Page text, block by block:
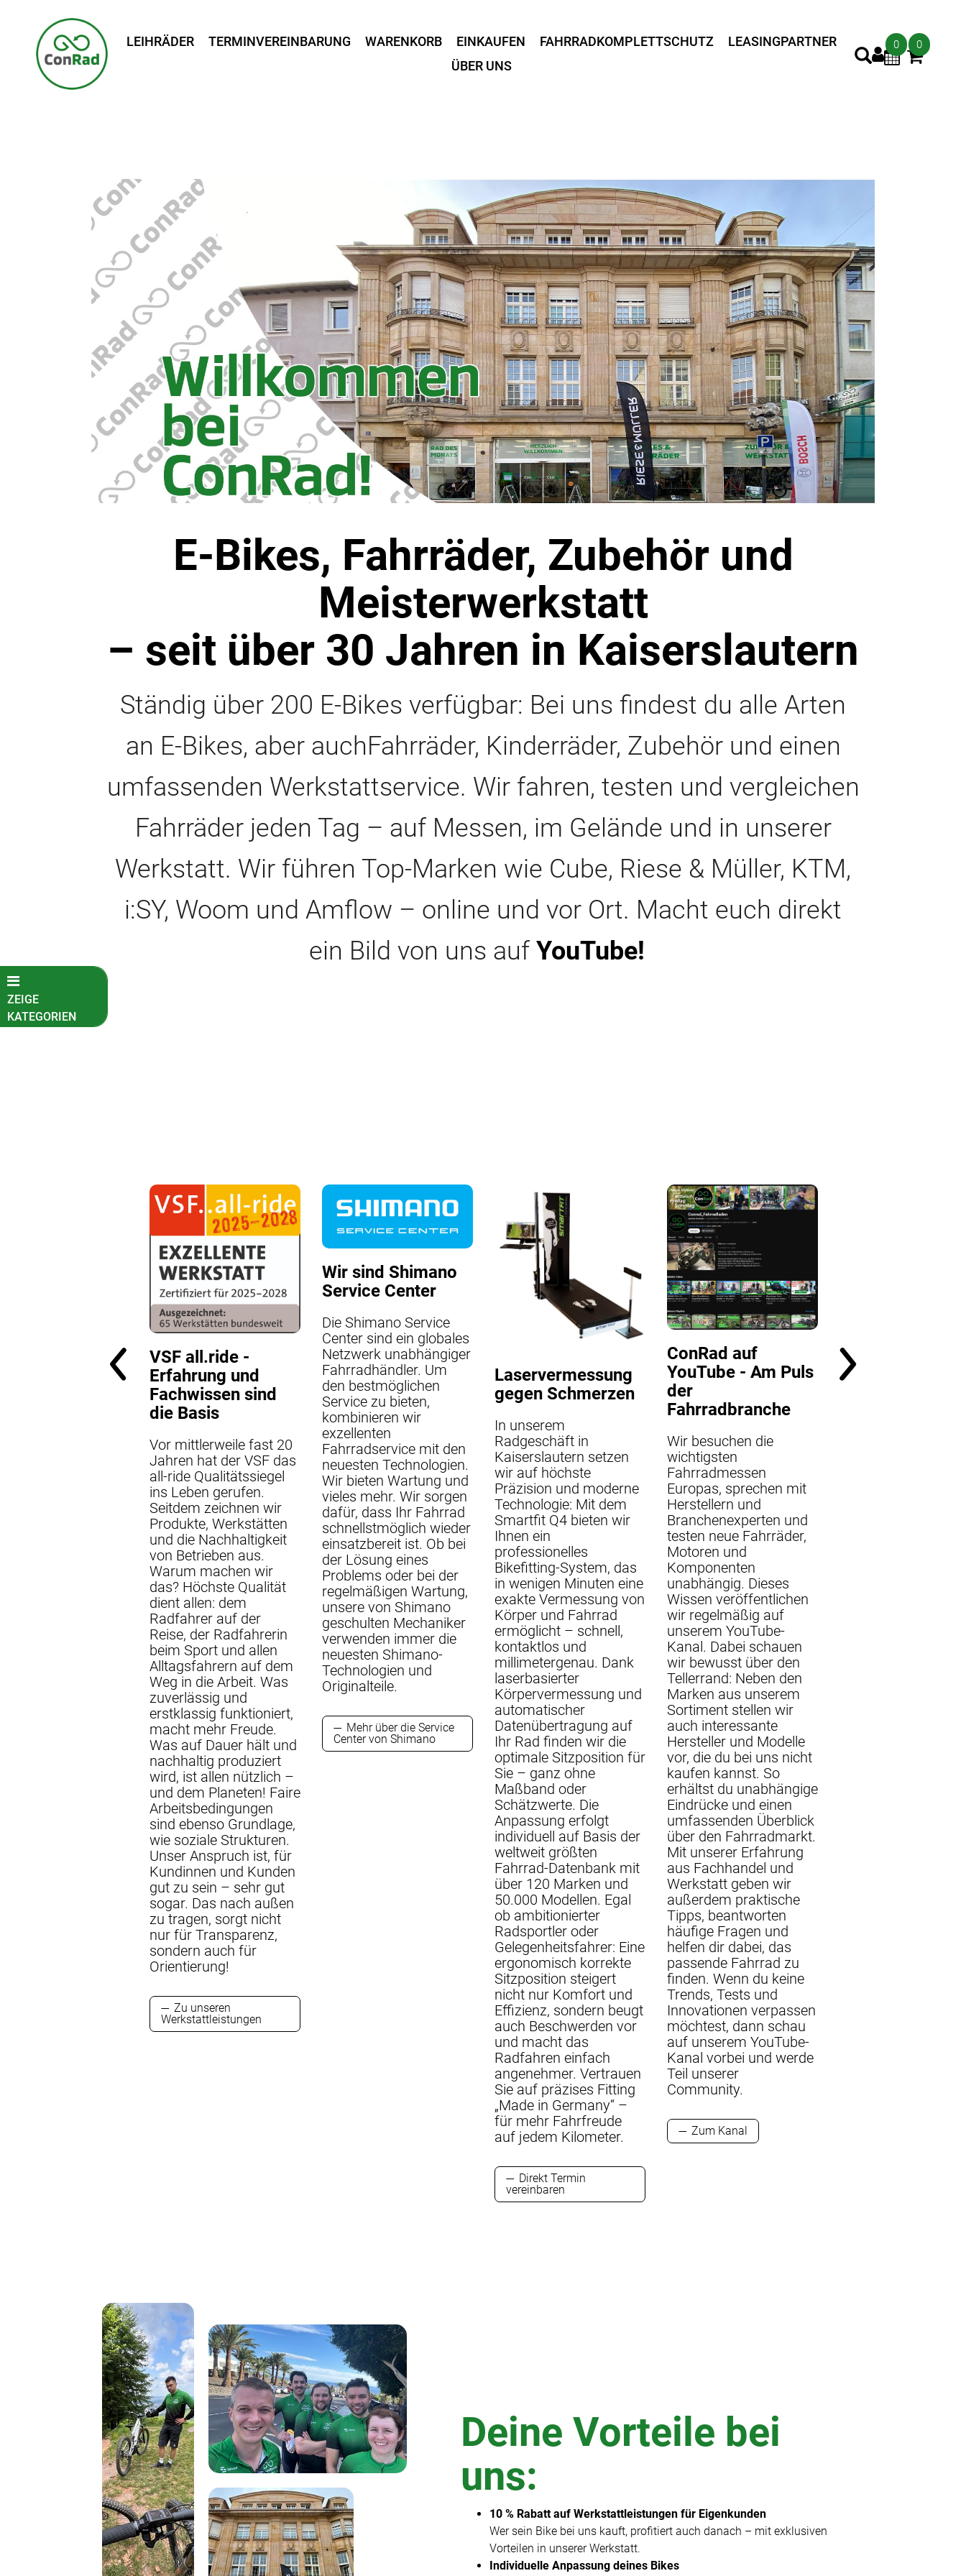
LEIHRÄDER TERMINVEREINBARUNG WARENKORB EINKAUFEN FAHRRADKOMPLETTSCHUTZ
LEASINGPARTNER
ÜBER UNS
0 0
ZEIGE
KATEGORIEN
E-Bikes, Fahrräder, Zubehör und
Meisterwerkstatt
– seit über 30 Jahren in Kaiserslautern
Ständig über 200 E-Bikes verfügbar: Bei uns findest du alle Arten
an E-Bikes, aber auchFahrräder, Kinderräder, Zubehör und einen
umfassenden Werkstattservice. Wir fahren, testen und vergleichen
Fahrräder jeden Tag – auf Messen, im Gelände und in unserer
Werkstatt. Wir führen Top-Marken wie Cube, Riese & Müller, KTM,
i:SY, Woom und Amflow – online und vor Ort. Macht euch direkt
ein Bild von uns auf YouTube!
VSF all.ride -
Erfahrung und
Fachwissen sind
die Basis
Vor mittlerweile fast 20
Jahren hat der VSF das
all-ride Qualitätssiegel
ins Leben gerufen.
Seitdem zeichnen wir
Produkte, Werkstätten
und die Nachhaltigkeit
von Betrieben aus.
Warum machen wir
das? Höchste Qualität
dient allen: dem
Radfahrer auf der
Reise, der Radfahrerin
beim Sport und allen
Alltagsfahrern auf dem
Weg in die Arbeit. Was
zuverlässig und
erstklassig funktioniert,
macht mehr Freude.
Was auf Dauer hält und
nachhaltig produziert
wird, ist allen nützlich –
und dem Planeten! Faire
Arbeitsbedingungen
sind ebenso Grundlage,
wie soziale Strukturen.
Unser Anspruch ist, für
Kundinnen und Kunden
gut zu sein – sehr gut
sogar. Das nach außen
zu tragen, sorgt nicht
nur für Transparenz,
sondern auch für
Orientierung!
Zu unseren
Werkstattleistungen
Wir sind Shimano
Service Center
Die Shimano Service
Center sind ein globales
Netzwerk unabhängiger
Fahrradhändler. Um
den bestmöglichen
Service zu bieten,
kombinieren wir
exzellenten
Fahrradservice mit den
neuesten Technologien.
Wir bieten Wartung und
vieles mehr. Wir sorgen
dafür, dass Ihr Fahrrad
schnellstmöglich wieder
einsatzbereit ist. Ob bei
der Lösung eines
Problems oder bei der
regelmäßigen Wartung,
unsere von Shimano
geschulten Mechaniker
verwenden immer die
neuesten Shimano-
Technologien und
Originalteile.
Mehr über die Service
Center von Shimano
Laservermessung
gegen Schmerzen
In unserem
Radgeschäft in
Kaiserslautern setzen
wir auf höchste
Präzision und moderne
Technologie: Mit dem
Smartfit Q4 bieten wir
Ihnen ein
professionelles
Bikefitting-System, das
in wenigen Minuten eine
exakte Vermessung von
Körper und Fahrrad
ermöglicht – schnell,
kontaktlos und
millimetergenau. Dank
laserbasierter
Körpervermessung und
automatischer
Datenübertragung auf
Ihr Rad finden wir die
optimale Sitzposition für
Sie – ganz ohne
Maßband oder
Schätzwerte. Die
Anpassung erfolgt
individuell auf Basis der
weltweit größten
Fahrrad-Datenbank mit
über 120 Marken und
50.000 Modellen. Egal
ob ambitionierter
Radsportler oder
Gelegenheitsfahrer: Eine
ergonomisch korrekte
Sitzposition steigert
nicht nur Komfort und
Effizienz, sondern beugt
auch Beschwerden vor
und macht das
Radfahren einfach
angenehmer. Vertrauen
Sie auf präzises Fitting
„Made in Germany“ –
für mehr Fahrfreude
auf jedem Kilometer.
Direkt Termin
vereinbaren
ConRad auf
YouTube - Am Puls
der
Fahrradbranche
Wir besuchen die
wichtigsten
Fahrradmessen
Europas, sprechen mit
Herstellern und
Branchenexperten und
testen neue Fahrräder,
Motoren und
Komponenten
unabhängig. Dieses
Wissen veröffentlichen
wir regelmäßig auf
unserem YouTube-
Kanal. Dabei schauen
wir bewusst über den
Tellerrand: Neben den
Marken aus unserem
Sortiment stellen wir
auch interessante
Hersteller und Modelle
vor, die du bei uns nicht
kaufen kannst. So
erhältst du unabhängige
Eindrücke und einen
umfassenden Überblick
über den Fahrradmarkt.
Mit unserer Erfahrung
aus Fachhandel und
Werkstatt geben wir
außerdem praktische
Tipps, beantworten
häufige Fragen und
helfen dir dabei, das
passende Fahrrad zu
finden. Wenn du keine
Trends, Tests und
Innovationen verpassen
möchtest, dann schau
auf unserem YouTube-
Kanal vorbei und werde
Teil unserer
Community.
Zum Kanal
Untersagung der
weiteren Nutzung
Deine Vorteile bei
uns:
10 % Rabatt auf Werkstattleistungen für Eigenkunden
Wer sein Bike bei uns kauft, profitiert auch danach – mit exklusiven
Vorteilen in unserer Werkstatt.
Individuelle Anpassung deines Bikes